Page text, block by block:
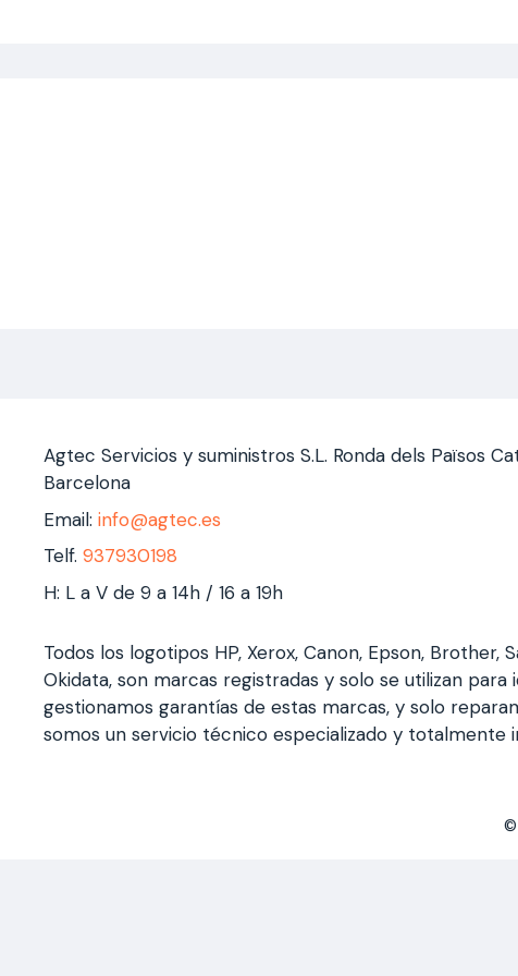
Agtec Servicios y suministros S.L. Ronda dels Països
Barcelona
Email: info@agtec.es
Telf. 937930198
H: L a V de 9 a 14h / 16 a 19h
Todos los logotipos HP, Xerox, Canon, Epson, Brother,
Okidata, son marcas registradas y solo se utilizan
gestionamos garantías de estas marcas, y solo
somos un servicio técnico especializado y totalmente
©